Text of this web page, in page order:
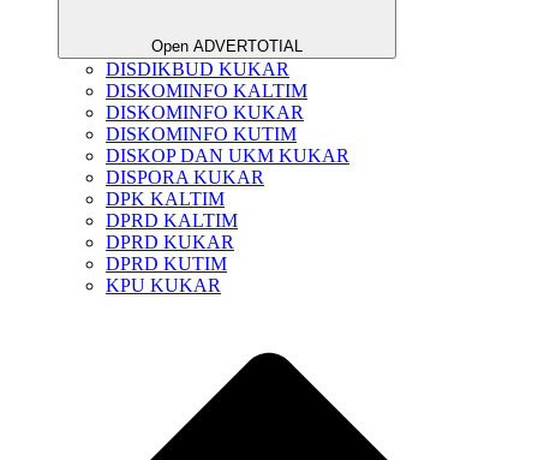
Open ADVERTOTIAL
DISDIKBUD KUKAR
DISKOMINFO KALTIM
DISKOMINFO KUKAR
DISKOMINFO KUTIM
DISKOP DAN UKM KUKAR
DISPORA KUKAR
DPK KALTIM
DPRD KALTIM
DPRD KUKAR
DPRD KUTIM
KPU KUKAR